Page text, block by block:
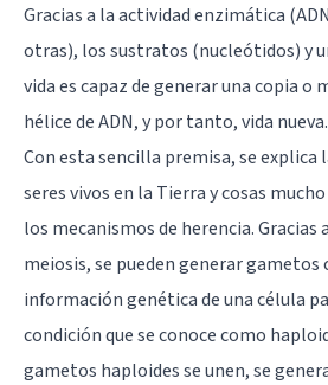
Gracias a la actividad enzimática
otras), los sustratos (nucleótidos) y
vida es capaz de generar una copia o
hélice de ADN, y por tanto, vida nueva.
Con esta sencilla premisa, se explica
seres vivos en la Tierra y cosas
los mecanismos de herencia.
meiosis, se pueden generar gametos
información genética de una célula
condición que se conoce como
gametos haploides se unen, se